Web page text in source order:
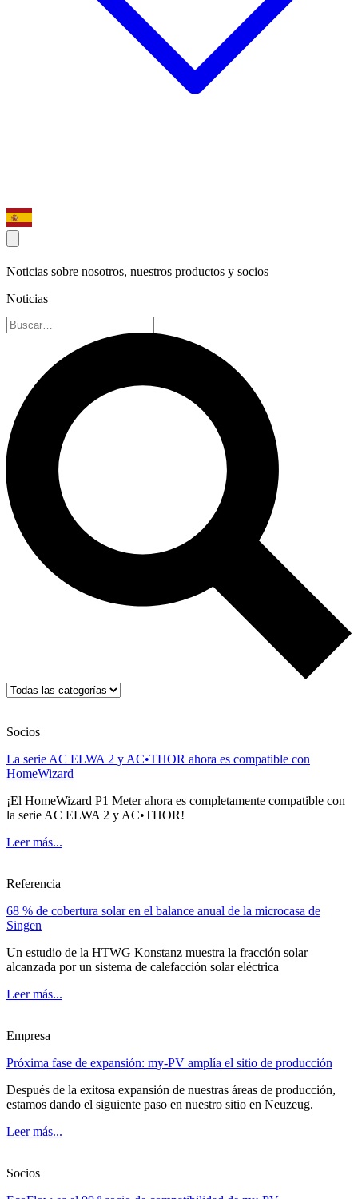
Noticias sobre nosotros, nuestros productos y socios
Noticias
Socios
La serie AC ELWA 2 y AC•THOR ahora es compatible con
HomeWizard
¡El HomeWizard P1 Meter ahora es completamente compatible con
la serie AC ELWA 2 y AC•THOR!
Leer más...
Referencia
68 % de cobertura solar en el balance anual de la microcasa de
Singen
Un estudio de la HTWG Konstanz muestra la fracción solar
alcanzada por un sistema de calefacción solar eléctrica
Leer más...
Empresa
Próxima fase de expansión: my-PV amplía el sitio de producción
Después de la exitosa expansión de nuestras áreas de producción,
estamos dando el siguiente paso en nuestro sitio en Neuzeug.
Leer más...
Socios